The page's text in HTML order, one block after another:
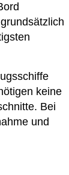
keine
Bei
und